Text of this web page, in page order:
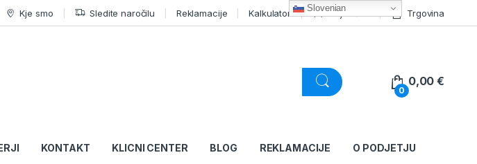
Kje smo Sledite naročilu Reklamacije Kalkulator Moj račun Trgovina
0
0,00€
KONTAKT KLICNI CENTER BLOG REKLAMACIJE O PODJETJU
Slovenian